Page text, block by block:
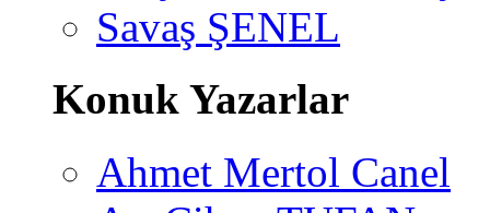
Savaş ŞENEL
Konuk Yazarlar
Ahmet Mertol Canel